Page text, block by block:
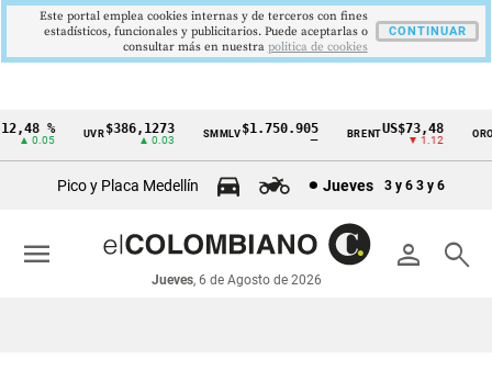
Cintillo
económicos
Colombia
%
▲ 0.05
UVR$386,1273
▲ 0.03
SMMLV$1.750.905 BRENTUS$73,48
▼ 1.12
ORO
Pico y Placa Medellín Jueves 3 y 6 3 y 6
person search
Jueves, 6 de Agosto de 2026
menu
Este portal emplea cookies internas y de terceros con fines
estadísticos, funcionales y publicitarios. Puede aceptarlas o
consultar más en nuestra politica de cookies
CONTINUAR